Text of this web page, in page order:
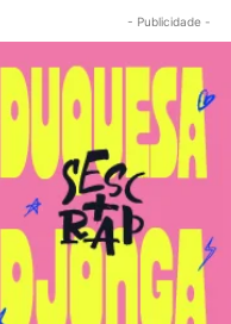
- Publicidade -